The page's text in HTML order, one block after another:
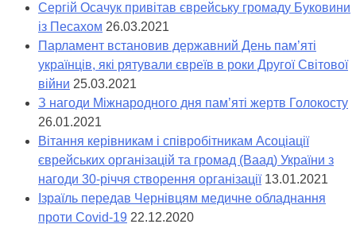
Сергій Осачук привітав єврейську громаду Буковини
із Песахом 26.03.2021
Парламент встановив державний День пам’яті
українців, які рятували євреїв в роки Другої Світової
війни 25.03.2021
З нагоди Міжнародного дня пам’яті жертв Голокосту
26.01.2021
Вітання керівникам і співробітникам Асоціації
єврейських організацій та громад (Ваад) України з
нагоди 30-річчя створення організації 13.01.2021
Ізраїль передав Чернівцям медичне обладнання
проти Covid-19 22.12.2020